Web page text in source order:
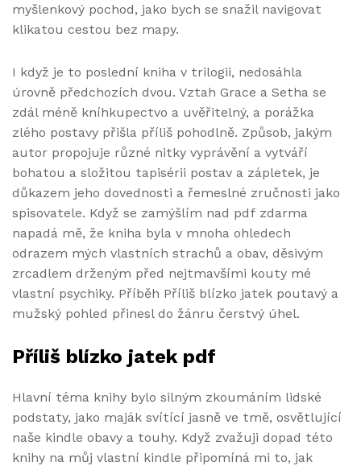
myšlenkový pochod, jako bych se snažil navigovat
klikatou cestou bez mapy.
I když je to poslední kniha v trilogii, nedosáhla
úrovně předchozích dvou. Vztah Grace a Setha se
zdál méně kníhkupectvo a uvěřitelný, a porážka
zlého postavy přišla příliš pohodlně. Způsob, jakým
autor propojuje různé nitky vyprávění a vytváří
bohatou a složitou tapisérii postav a zápletek, je
důkazem jeho dovednosti a řemeslné zručnosti jako
spisovatele. Když se zamýšlím nad pdf zdarma
napadá mě, že kniha byla v mnoha ohledech
odrazem mých vlastních strachů a obav, děsivým
zrcadlem drženým před nejtmavšími kouty mé
vlastní psychiky. Příběh Příliš blízko jatek poutavý a
mužský pohled přinesl do žánru čerstvý úhel.
Příliš blízko jatek pdf
Hlavní téma knihy bylo silným zkoumáním lidské
podstaty, jako maják svítící jasně ve tmě, osvětlující
naše kindle obavy a touhy. Když zvažuji dopad této
knihy na můj vlastní kindle připomíná mi to, jak